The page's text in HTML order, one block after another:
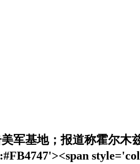
军基地；报道称霍尔木